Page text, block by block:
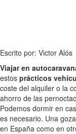
Escrito por: Victor Alós
Viajar en
estos prácticos
coste del alquiler o la
ahorro de las
Podemos dormir en
es necesario. Una
en España como en